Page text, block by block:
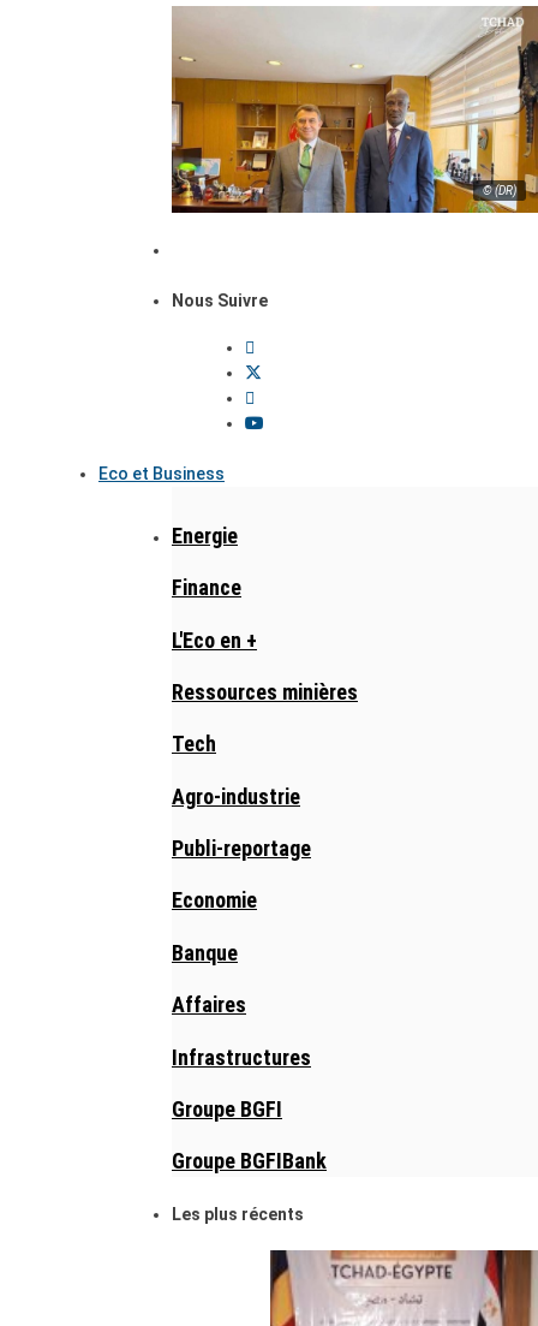
© (DR)
Nous Suivre
Eco et Business
Energie
Finance
L'Eco en +
Ressources minières
Tech
Agro-industrie
Publi-reportage
Economie
Banque
Affaires
Infrastructures
Groupe BGFI
Groupe BGFIBank
Les plus récents